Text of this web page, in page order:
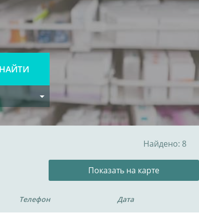
Найдено: 8
Показать на карте
Телефон Дата